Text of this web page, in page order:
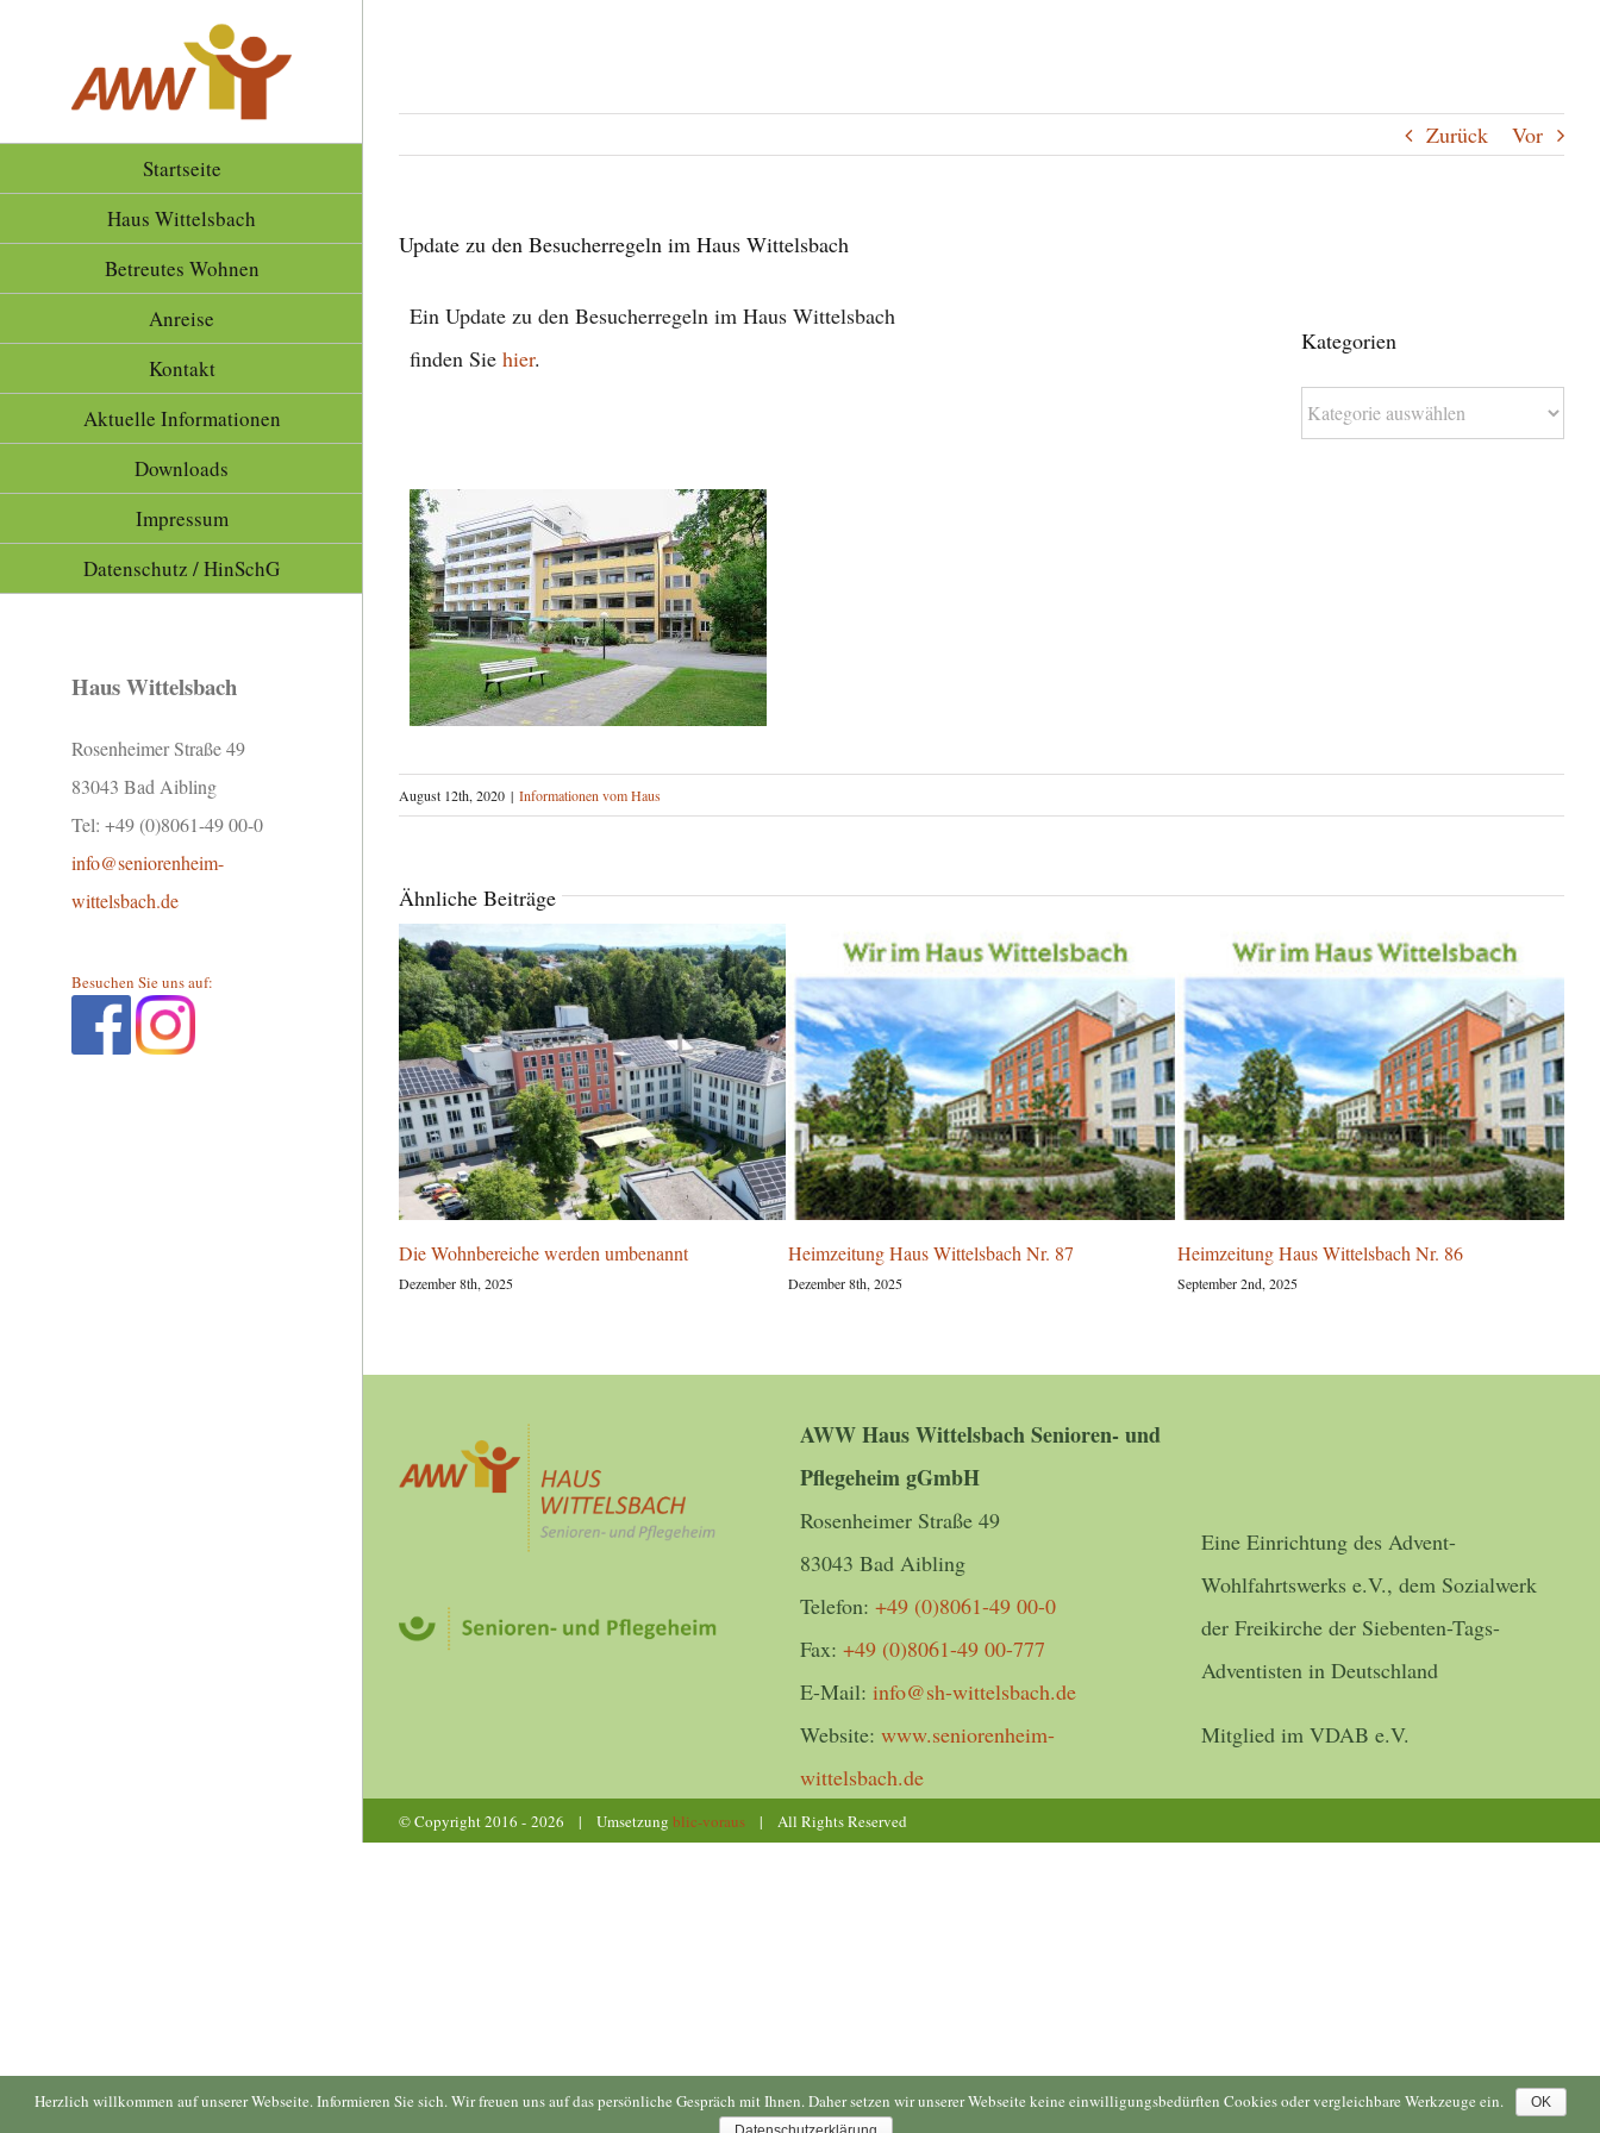
springen
Startseite
Haus Wittelsbach
Betreutes Wohnen
Anreise
Kontakt
Aktuelle Informationen
Downloads
Impressum
Datenschutz / HinSchG
Haus Wittelsbach
Rosenheimer Straße 49
83043 Bad Aibling
Tel: +49 (0)8061-49 00-0
info@seniorenheim-
wittelsbach.de
Besuchen Sie uns auf:
Zurück Vor
Update zu den Besucherregeln im Haus Wittelsbach
Ein Update zu den Besucherregeln im Haus Wittelsbach
finden Sie hier.
Kategorien
Kategorien
August 12th, 2020 | Informationen vom Haus
Ähnliche Beiträge
Die Wohnbereiche werden umbenannt
Dezember 8th, 2025
Heimzeitung Haus Wittelsbach Nr. 87
Dezember 8th, 2025
Heimzeitung Haus Wittelsbach Nr. 86
September 2nd, 2025
AWW Haus Wittelsbach Senioren- und
Pflegeheim gGmbH
Rosenheimer Straße 49
83043 Bad Aibling
Telefon: +49 (0)8061-49 00-0
Fax: +49 (0)8061-49 00-777
E-Mail: info@sh-wittelsbach.de
Website: www.seniorenheim-
wittelsbach.de
Eine Einrichtung des Advent-
Wohlfahrtswerks e.V., dem Sozialwerk
der Freikirche der Siebenten-Tags-
Adventisten in Deutschland
Mitglied im VDAB e.V.
© Copyright 2016 - 2026 | Umsetzung blic-voraus | All Rights Reserved
Herzlich willkommen auf unserer Webseite. Informieren Sie sich. Wir freuen uns auf das persönliche Gespräch mit Ihnen. Daher setzen wir unserer Webseite keine einwilligungsbedürften Cookies oder vergleichbare Werkzeuge ein.
OK